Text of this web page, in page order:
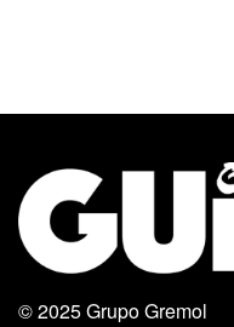
© 2025Grupo Gremol